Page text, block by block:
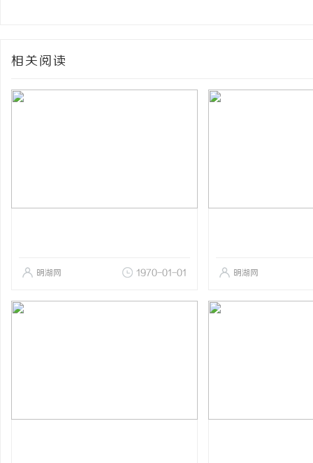
相关阅读
明湖网 1970-01-01 明湖网